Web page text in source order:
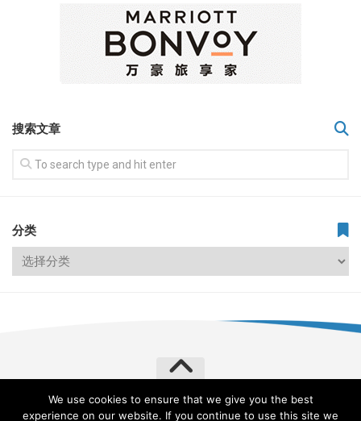
搜索文章
分类
飞常旅客 VERYLVKE © 2026. All Rights Reserved.
We use cookies to ensure that we give you the best
experience on our website. If you continue to use this site we